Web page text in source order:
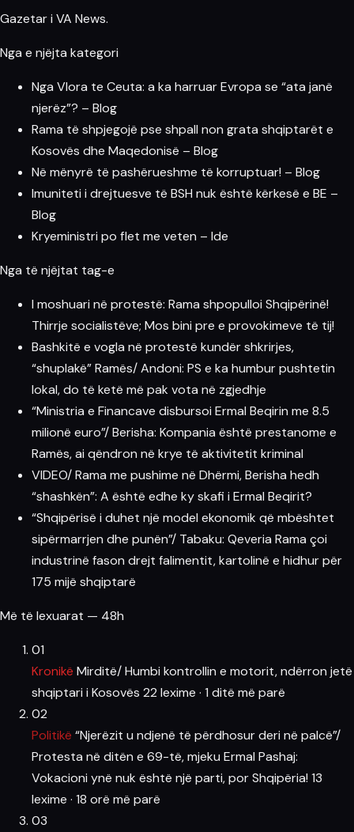
Gazetar i VA News.
Nga e njëjta kategori
Nga Vlora te Ceuta: a ka harruar Evropa se “ata janë
njerëz”? – Blog
Rama të shpjegojë pse shpall non grata shqiptarët e
Kosovës dhe Maqedonisë – Blog
Në mënyrë të pashërueshme të korruptuar! – Blog
Imuniteti i drejtuesve të BSH nuk është kërkesë e BE –
Blog
Kryeministri po flet me veten – Ide
Nga të njëjtat tag-e
I moshuari në protestë: Rama shpopulloi Shqipërinë!
Thirrje socialistëve; Mos bini pre e provokimeve të tij!
Bashkitë e vogla në protestë kundër shkrirjes,
“shuplakë” Ramës/ Andoni: PS e ka humbur pushtetin
lokal, do të ketë më pak vota në zgjedhje
“Ministria e Financave disbursoi Ermal Beqirin me 8.5
milionë euro”/ Berisha: Kompania është prestanome e
Ramës, ai qëndron në krye të aktivitetit kriminal
VIDEO/ Rama me pushime në Dhërmi, Berisha hedh
“shashkën”: A është edhe ky skafi i Ermal Beqirit?
“Shqipërisë i duhet një model ekonomik që mbështet
sipërmarrjen dhe punën”/ Tabaku: Qeveria Rama çoi
industrinë fason drejt falimentit, kartolinë e hidhur për
175 mijë shqiptarë
Më të lexuarat — 48h
01
Kronikë Mirditë/ Humbi kontrollin e motorit, ndërron jetë
shqiptari i Kosovës 22 lexime · 1 ditë më parë
02
Politikë “Njerëzit u ndjenë të përdhosur deri në palcë”/
Protesta në ditën e 69-të, mjeku Ermal Pashaj:
Vokacioni ynë nuk është një parti, por Shqipëria! 13
lexime · 18 orë më parë
03